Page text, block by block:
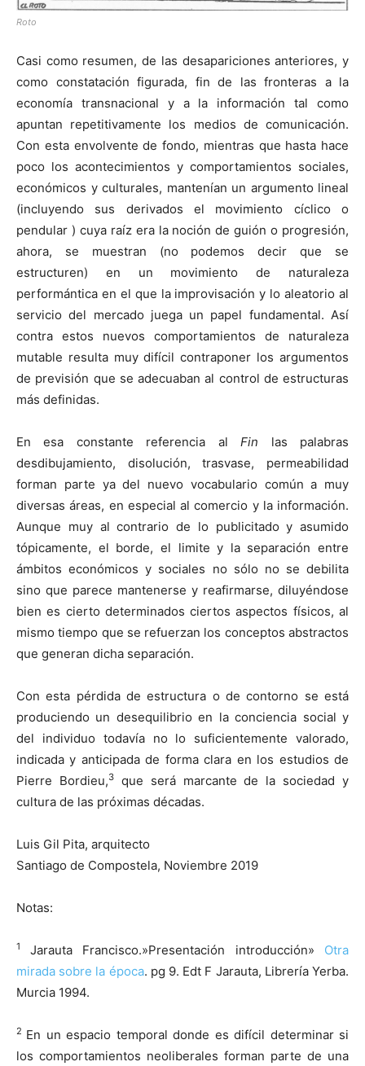
Roto
Casi como resumen, de las desapariciones anteriores, y
como constatación figurada, fin de las fronteras a la
economía transnacional y a la información tal como
apuntan repetitivamente los medios de comunicación.
Con esta envolvente de fondo, mientras que hasta hace
poco los acontecimientos y comportamientos sociales,
económicos y culturales, mantenían un argumento lineal
(incluyendo sus derivados el movimiento cíclico o
pendular ) cuya raíz era la noción de guión o progresión,
ahora, se muestran (no podemos decir que se
estructuren) en un movimiento de naturaleza
performántica en el que la improvisación y lo aleatorio al
servicio del mercado juega un papel fundamental. Así
contra estos nuevos comportamientos de naturaleza
mutable resulta muy difícil contraponer los argumentos
de previsión que se adecuaban al control de estructuras
más definidas.
En esa constante referencia alFin las palabras
desdibujamiento, disolución, trasvase, permeabilidad
forman parte ya del nuevo vocabulario común a muy
diversas áreas, en especial al comercio y la información.
Aunque muy al contrario de lo publicitado y asumido
tópicamente, el borde, el limite y la separación entre
ámbitos económicos y sociales no sólo no se debilita
sino que parece mantenerse y reafirmarse, diluyéndose
bien es cierto determinados ciertos aspectos físicos, al
mismo tiempo que se refuerzan los conceptos abstractos
que generan dicha separación.
Con esta pérdida de estructura o de contorno se está
produciendo un desequilibrio en la conciencia social y
del individuo todavía no lo suficientemente valorado,
indicada y anticipada de forma clara en los estudios de
Pierre Bordieu,3que será marcante de la sociedad y
cultura de las próximas décadas.
Luis Gil Pita, arquitecto
Santiago de Compostela, Noviembre 2019
Notas:
1 Jarauta Francisco.»Presentación introducción» Otra
mirada sobre la época. pg 9. Edt F Jarauta, Librería Yerba.
Murcia 1994.
2 En un espacio temporal donde es difícil determinar si
los comportamientos neoliberales forman parte de una